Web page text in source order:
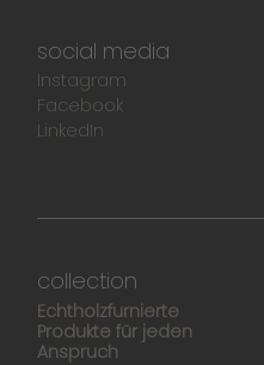
social media
Instagram
Facebook
LinkedIn
collection
Echtholzfurnierte
Produkte für jeden
Anspruch